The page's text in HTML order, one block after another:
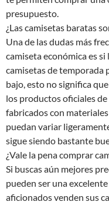
presupuesto.
¿Las camisetas baratas
Una de las dudas más
camiseta económica es
camisetas de temporada
bajo, esto no significa
los productos oficiales de
fabricados con
puedan variar
sigue siendo bastante
¿Vale la pena comprar
Si buscas aún mejores
pueden ser una
aficionados venden sus